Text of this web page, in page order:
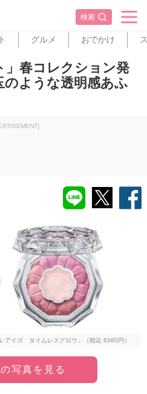
検索
グルメ おでかけ
」春コレクション発
ような透明感あふ
アイズ タイムレスグロウ」（税込 6380円）
写真を見る